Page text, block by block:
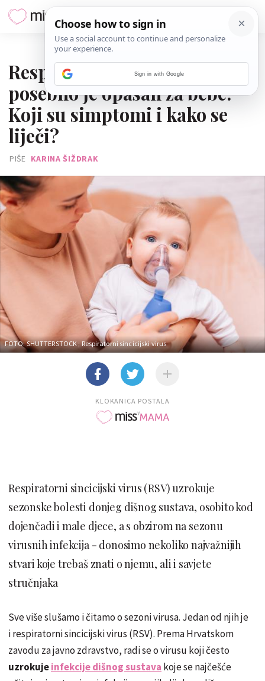
Respiratorni sincicijski virus
posebno je opasan za bebe:
Koji su simptomi i kako se
liječi?
PIŠE KARINA ŠIŽDRAK
FOTO: SHUTTERSTOCK; Respiratorni sincicijski virus
KLOKANICA POSTALA
Respiratorni sincicijski virus (RSV) uzrokuje
sezonske bolesti donjeg dišnog sustava, osobito kod
dojenčadi i male djece, a s obzirom na sezonu
virusnih infekcija - donosimo nekoliko najvažnijih
stvari koje trebaš znati o njemu, ali i savjete
stručnjaka
Sve više slušamo i čitamo o sezoni virusa. Jedan od njih je
i respiratorni sincicijski virus (RSV). Prema Hrvatskom
zavodu za javno zdravstvo, radi se o virusu koji često
uzrokujeinfekcije dišnog sustava koje se najčešće
Sign in with Google